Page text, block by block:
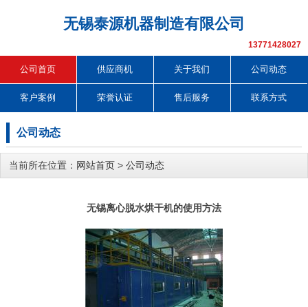
无锡泰源机器制造有限公司
13771428027
公司首页 供应商机 关于我们 公司动态
客户案例 荣誉认证 售后服务 联系方式
公司动态
当前所在位置： 网站首页 > 公司动态
无锡离心脱水烘干机的使用方法